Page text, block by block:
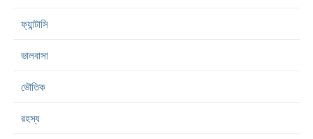
ফ্যান্টাসি
ভালবাসা
ভৌতিক
রহস্য